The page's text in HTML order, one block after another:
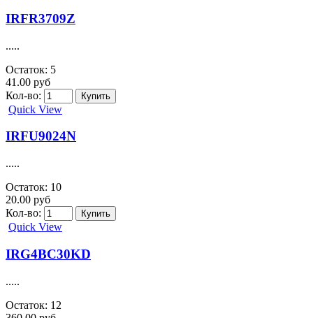
.....
30.00 руб
Кол-во:
Quick View
IRFPS30N60
.....
312.00 руб
Кол-во:
Quick View
IRFR3704Z
.....
35.00 руб
Кол-во:
Quick View